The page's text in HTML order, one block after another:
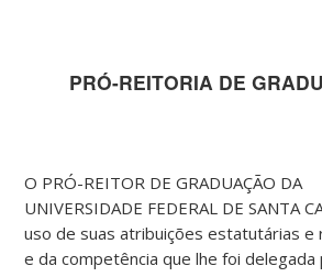
PRÓ-REITORIA DE
O PRÓ-REITOR DE GRADUAÇÃO DA
UNIVERSIDADE FEDERAL DE SANTA
uso de suas atribuições estatutárias e
e da competência que lhe foi delegada